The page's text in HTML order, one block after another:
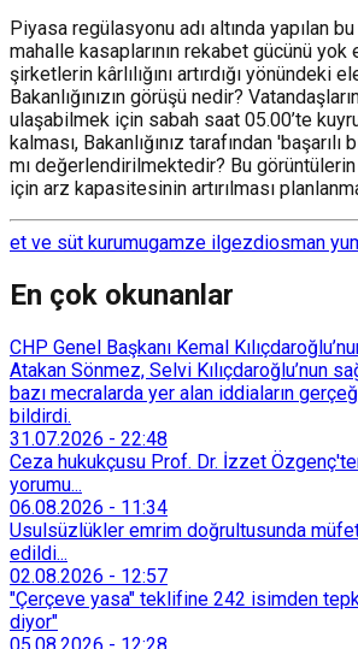
Piyasa regülasyonu adı altında yapılan bu
mahalle kasaplarının rekabet gücünü
şirketlerin kârlılığını artırdığı yönündeki
Bakanlığınızın görüşü nedir?
ulaşabilmek için sabah saat 05.00’te
kalması, Bakanlığınız tarafından
mı değerlendirilmektedir? Bu görüntülerin
için arz kapasitesinin artırılması
et ve süt kurumugamze ilgezdiosman
En çok okunanlar
CHP Genel Başkanı Kemal
Atakan Sönmez, Selvi Kılıçdaroğlu’nun
bazı mecralarda yer alan iddiaların gerçeği
bildirdi.
31.07.2026 - 22:48
Ceza hukukçusu Prof. Dr. İzzet
yorumu...
06.08.2026 - 11:34
Usulsüzlükler emrim doğrultusunda
edildi...
02.08.2026 - 12:57
"Çerçeve yasa" teklifine 242 isimden
diyor"